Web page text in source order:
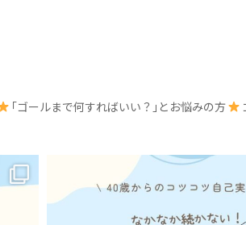
｢ゴールまで何すればいい？｣とお悩みの方